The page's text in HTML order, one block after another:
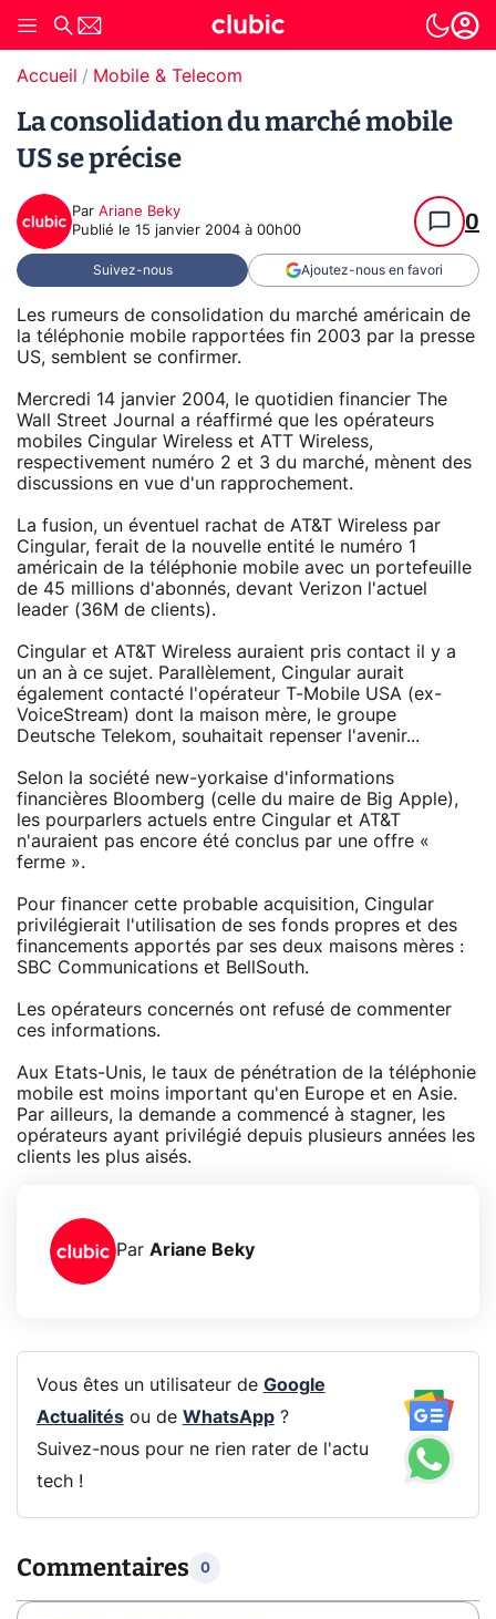
Accueil Mobile & Telecom
La consolidation du marché mobile
US se précise
Par Ariane Beky
Publié le 15 janvier 2004 à 00h00 0
Suivez-nous Ajoutez-nous en favori
Les rumeurs de consolidation du marché américain de
la téléphonie mobile rapportées fin 2003 par la presse
US, semblent se confirmer.
Mercredi 14 janvier 2004, le quotidien financier The
Wall Street Journal a réaffirmé que les opérateurs
mobiles Cingular Wireless et ATT Wireless,
respectivement numéro 2 et 3 du marché, mènent des
discussions en vue d'un rapprochement.
La fusion, un éventuel rachat de AT&T Wireless par
Cingular, ferait de la nouvelle entité le numéro 1
américain de la téléphonie mobile avec un portefeuille
de 45 millions d'abonnés, devant Verizon l'actuel
leader (36M de clients).
Cingular et AT&T Wireless auraient pris contact il y a
un an à ce sujet. Parallèlement, Cingular aurait
également contacté l'opérateur T-Mobile USA (ex-
VoiceStream) dont la maison mère, le groupe
Deutsche Telekom, souhaitait repenser l'avenir...
Selon la société new-yorkaise d'informations
financières Bloomberg (celle du maire de Big Apple),
les pourparlers actuels entre Cingular et AT&T
n'auraient pas encore été conclus par une offre «
ferme ».
Pour financer cette probable acquisition, Cingular
privilégierait l'utilisation de ses fonds propres et des
financements apportés par ses deux maisons mères :
SBC Communications et BellSouth.
Les opérateurs concernés ont refusé de commenter
ces informations.
Aux Etats-Unis, le taux de pénétration de la téléphonie
mobile est moins important qu'en Europe et en Asie.
Par ailleurs, la demande a commencé à stagner, les
opérateurs ayant privilégié depuis plusieurs années les
clients les plus aisés.
Par Ariane Beky
Vous êtes un utilisateur de Google
Actualitésou de WhatsApp?
Suivez-nous pour ne rien rater de l'actu
tech !
Commentaires 0